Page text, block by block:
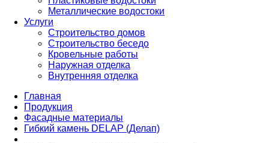
Металлические водостоки
Услуги
Строительство домов
Строительство беседо
Кровельные работы
Наружная отделка
Внутренняя отделка
Главная
Продукция
Фасадные материалы
Гибкий камень DELAP (Делап)